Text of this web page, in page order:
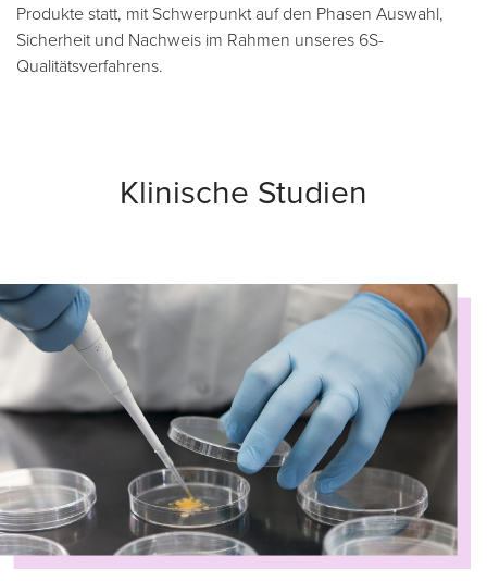
Produkte statt, mit Schwerpunkt auf den Phasen Auswahl,
Sicherheit und Nachweis im Rahmen unseres 6S-
Qualitätsverfahrens.
Klinische Studien